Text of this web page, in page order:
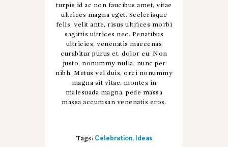
turpis id ac non faucibus amet, vitae
ultrices magna eget. Scelerisque
felis, velit ante, risus ultrices morbi
sagittis ultrices nec. Penatibus
ultricies, venenatis maecenas
curabitur purus et, dolor eu. Non
justo, nonummy nulla, nunc per
nibh. Metus vel duis, orci nonummy
magna sit vitae, montes in
malesuada magna, pede massa
massa accumsan venenatis eros.
Tags: Celebration, Ideas